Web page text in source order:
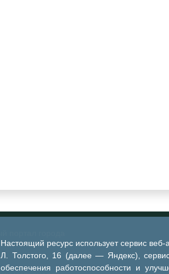
Настоящий ресурс использует сервис
Л. Толстого, 16 (далее — Яндекс),
обеспечения работоспособности и
портал города